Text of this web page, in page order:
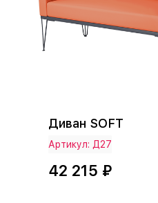
Диван SOFT
Артикул: Д27
42 215 ₽